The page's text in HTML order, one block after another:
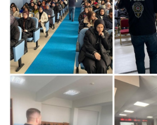
Bayburt
Karaman
Kırıkkale
Batman
Şırnak
Bartın